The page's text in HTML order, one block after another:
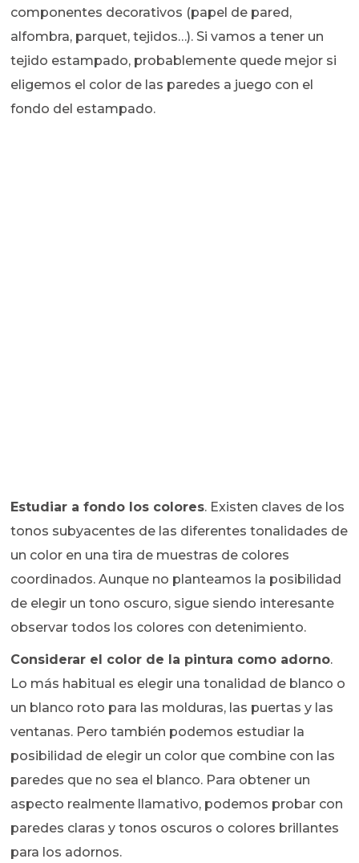
componentes decorativos (papel de pared,
alfombra, parquet, tejidos…). Si vamos a tener un
tejido estampado, probablemente quede mejor si
eligemos el color de las paredes a juego con el
fondo del estampado.
Estudiar a fondo los colores. Existen claves de los
tonos subyacentes de las diferentes tonalidades de
un color en una tira de muestras de colores
coordinados. Aunque no planteamos la posibilidad
de elegir un tono oscuro, sigue siendo interesante
observar todos los colores con detenimiento.
Considerar el color de la pintura como adorno.
Lo más habitual es elegir una tonalidad de blanco o
un blanco roto para las molduras, las puertas y las
ventanas. Pero también podemos estudiar la
posibilidad de elegir un color que combine con las
paredes que no sea el blanco. Para obtener un
aspecto realmente llamativo, podemos probar con
paredes claras y tonos oscuros o colores brillantes
para los adornos.